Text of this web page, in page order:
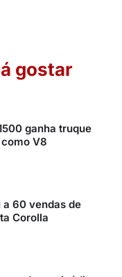
gostar
ganha truque
V8
a 60 vendas de
Corolla